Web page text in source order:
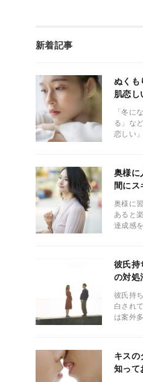
新着記事
ぬくも
肌恋し
「冬に
る」な
恋しい
奥様に
間にス
奥様に
あると
達成感
彼氏持
の対処
彼氏持
白され
は案外
キスの
知って